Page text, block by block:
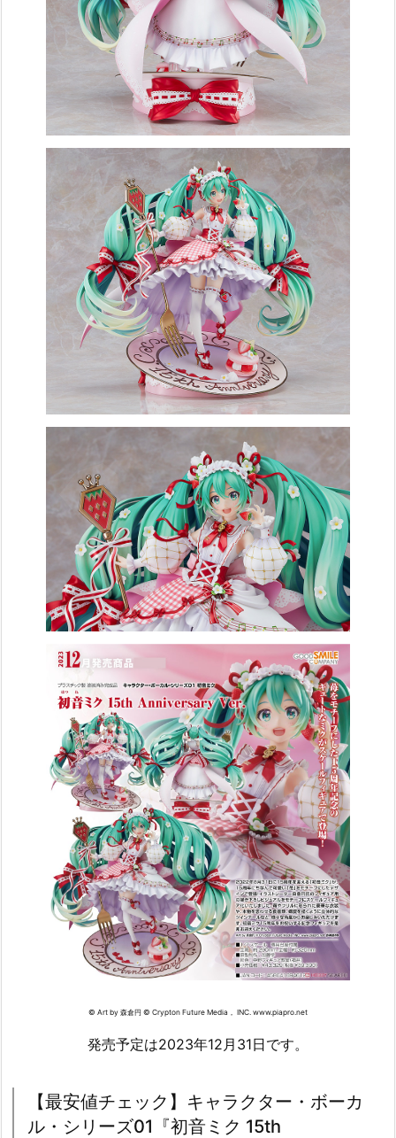
© Art by 森倉円 © Crypton Future Media， INC. www.piapro.net
発売予定は2023年12月31日です。
【最安値チェック】キャラクター・ボーカ
ル・シリーズ01『初音ミク 15th